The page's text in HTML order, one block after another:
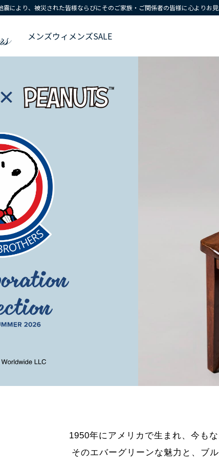
震により、被災された皆様ならびにそのご家族・ご関係者の皆様に心よりお
メンズウィメンズSALE
1950年にアメリカで生まれ、今も
そのエバーグリーンな魅力と、ブ